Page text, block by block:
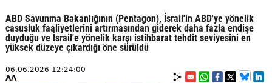
ABD Savunma Bakanlığının (Pentagon), İsrail'in ABD'ye yönelik
casusluk faaliyetlerini artırmasından giderek daha fazla endişe
duyduğu ve İsrail'e yönelik karşı istihbarat tehdit seviyesini en
yüksek düzeye çıkardığı öne sürüldü
06.06.2026 12:24:00
AA